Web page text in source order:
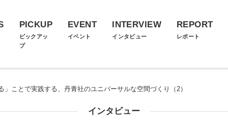
PICKUP
ピックアッ
プ
EVENT
イベント
INTERVIEW
インタビュー
REPORT
レポート
」ことで実践する、丹青社のユニバーサルな空間づくり（2）
インタビュー